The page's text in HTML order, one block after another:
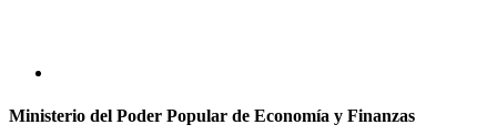
Ministerio del Poder Popular de Economía y Finanzas